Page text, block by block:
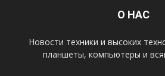
О НАС
Новости техники и высоких
планшеты, компьютеры и